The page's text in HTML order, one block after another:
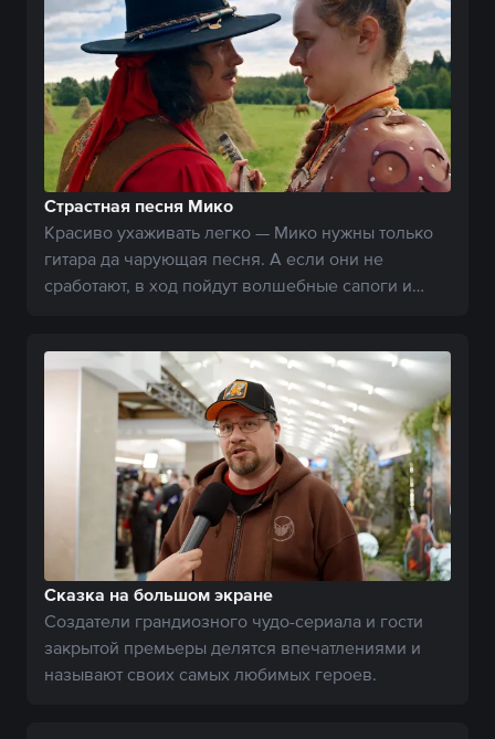
Страстная песня Мико
Красиво ухаживать легко — Мико нужны только
гитара да чарующая песня. А если они не
сработают, в ход пойдут волшебные сапоги и
Сказка на большом экране
Создатели грандиозного чудо-сериала и гости
закрытой премьеры делятся впечатлениями и
называют своих самых любимых героев.